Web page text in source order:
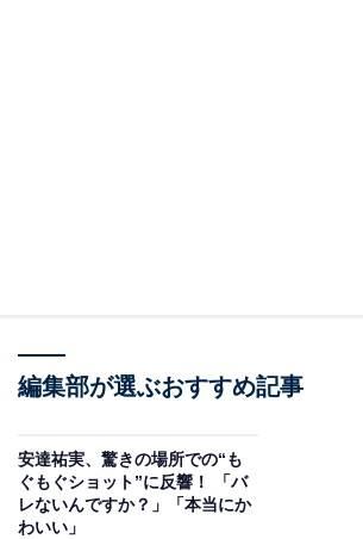
編集部が選ぶおすすめ記事
安達祐実、驚きの場所での“も
ぐもぐショット”に反響！ 「バ
レないんですか？」「本当にか
わいい」